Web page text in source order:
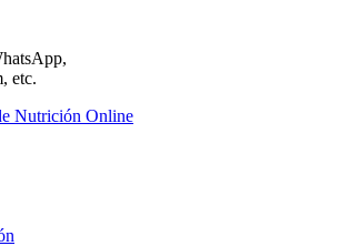
etc.
Nutrición Online